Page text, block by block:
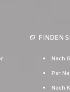
FINDEN
Nach
Per
Nach